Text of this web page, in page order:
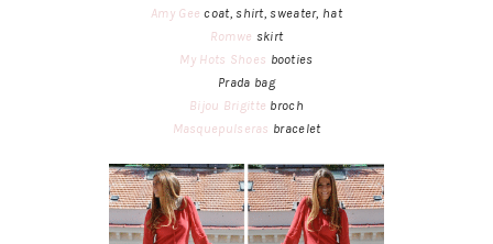
Amy Gee coat, shirt, sweater, hat
Romwe skirt
My Hots Shoes booties
Prada bag
Bijou Brigitte broch
Masquepulseras bracelet